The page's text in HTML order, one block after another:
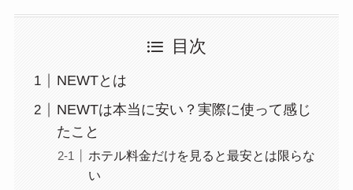
目次
NEWTとは
NEWTは本当に安い？実際に使って感じ
たこと
ホテル料金だけを見ると最安とは限らな
い